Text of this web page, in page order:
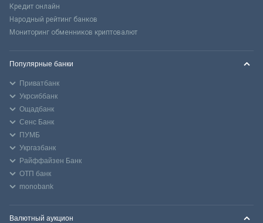
Кредит онлайн
Народный рейтинг банков
Мониторинг обменников криптовалют
Популярные банки
Приватбанк
Укрсиббанк
Ощадбанк
Сенс Банк
ПУМБ
Укргазбанк
Райффайзен Банк
ОТП банк
monobank
Валютный аукцион